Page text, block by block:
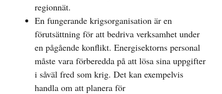
regionnät.
En fungerande krigsorganisation är en
förutsättning för att bedriva verksamhet under
en pågående konflikt. Energisektorns personal
måste vara förberedda på att lösa sina uppgifter
i såväl fred som krig. Det kan exempelvis
handla om att planera för